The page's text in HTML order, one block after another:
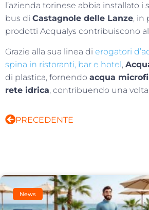
l’azienda torinese abbia installato i
bus di Castagnole delle Lanze, in
prodotti Acqualys contribuiscono
Grazie alla sua linea di erogatori
spina in ristoranti, bar e hotel,
di plastica, fornendo acqua
rete idrica, contribuendo una
PRECEDENTE
News